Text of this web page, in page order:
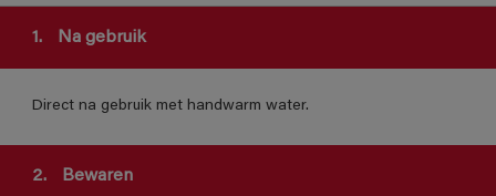
1. Na gebruik
Direct na gebruik met handwarm water.
2. Bewaren